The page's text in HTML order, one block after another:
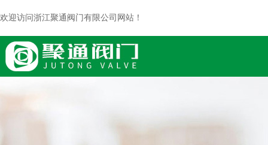
欢迎访问浙江聚通阀门有限公司网站！